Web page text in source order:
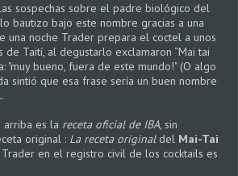
sospechas sobre el padre biológico del
bautizo bajo este nombre gracias a una
una noche Trader prepara el coctel a unos
de Taití, al degustarlo exclamaron “Mai tai
"muy bueno, fuera de este mundo!" (O algo
sintió que esa frase sería un buen nombre
arriba es la receta oficial de IBA, sin
original : La receta originaldel Mai-Tai
en el registro civil de los cocktails es